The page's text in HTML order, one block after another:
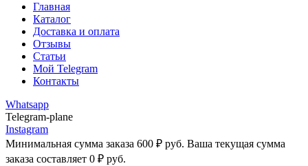
Главная
Каталог
Доставка и оплата
Отзывы
Статьи
Мой Telegram
Контакты
Whatsapp
Telegram-plane
Instagram
Минимальная сумма заказа 600 ₽ руб. Ваша текущая сумма
заказа составляет 0 ₽ руб.